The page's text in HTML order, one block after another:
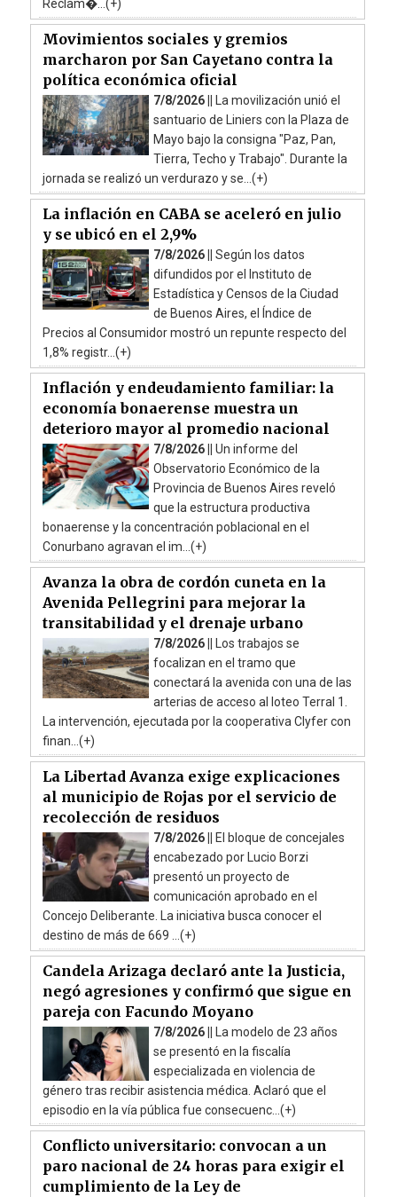
Reclam�...(+)
Movimientos sociales y gremios
marcharon por San Cayetano contra la
política económica oficial
7/8/2026 ||
La movilización unió el
santuario de Liniers con la Plaza de
Mayo bajo la consigna "Paz, Pan,
Tierra, Techo y Trabajo". Durante la
jornada se realizó un verdurazo y se...(+)
La inflación en CABA se aceleró en julio
y se ubicó en el 2,9%
7/8/2026 || Según los datos
difundidos por el Instituto de
Estadística y Censos de la Ciudad
de Buenos Aires, el Índice de
Precios al Consumidor mostró un repunte respecto del
1,8% registr...(+)
Inflación y endeudamiento familiar: la
economía bonaerense muestra un
deterioro mayor al promedio nacional
7/8/2026 || Un informe del
Observatorio Económico de la
Provincia de Buenos Aires reveló
que la estructura productiva
bonaerense y la concentración poblacional en el
Conurbano agravan el im...(+)
Avanza la obra de cordón cuneta en la
Avenida Pellegrini para mejorar la
transitabilidad y el drenaje urbano
7/8/2026 ||
Los trabajos se
focalizan en el tramo que
conectará la avenida con una de las
arterias de acceso al loteo Terral 1.
La intervención, ejecutada por la cooperativa Clyfer con
finan...(+)
La Libertad Avanza exige explicaciones
al municipio de Rojas por el servicio de
recolección de residuos
7/8/2026 ||
El bloque de concejales
encabezado por Lucio Borzi
presentó un proyecto de
comunicación aprobado en el
Concejo Deliberante. La iniciativa busca conocer el
destino de más de 669 ...(+)
Candela Arizaga declaró ante la Justicia,
negó agresiones y confirmó que sigue en
pareja con Facundo Moyano
7/8/2026 ||
La modelo de 23 años
se presentó en la fiscalía
especializada en violencia de
género tras recibir asistencia médica. Aclaró que el
episodio en la vía pública fue consecuenc...(+)
Conflicto universitario: convocan a un
paro nacional de 24 horas para exigir el
cumplimiento de la Ley de